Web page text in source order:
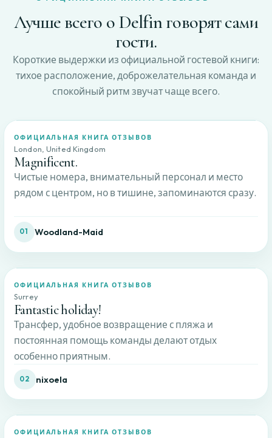
Лучше всего о Delfin говорят сами
гости.
Короткие выдержки из официальной гостевой книги:
тихое расположение, доброжелательная команда и
спокойный ритм звучат чаще всего.
ОФИЦИАЛЬНАЯ КНИГА ОТЗЫВОВ
London, United Kingdom
Magnificent.
Чистые номера, внимательный персонал и место
рядом с центром, но в тишине, запоминаются сразу.
01 Woodland-Maid
ОФИЦИАЛЬНАЯ КНИГА ОТЗЫВОВ
Surrey
Fantastic holiday!
Трансфер, удобное возвращение с пляжа и
постоянная помощь команды делают отдых
особенно приятным.
02 nixoela
ОФИЦИАЛЬНАЯ КНИГА ОТЗЫВОВ